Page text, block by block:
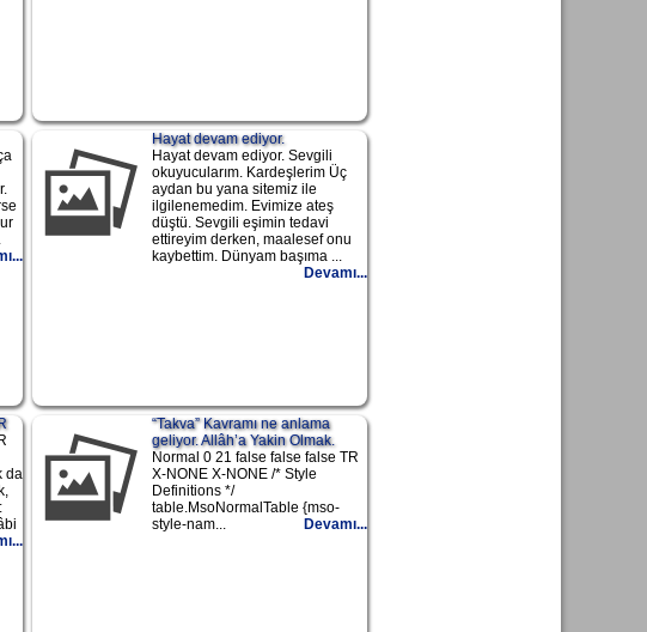
Hayat devam ediyor.
Hayat devam ediyor. Sevgili
okuyucularım. Kardeşlerim Üç
aydan bu yana sitemiz ile
ilgilenemedim. Evimize ateş
düştü. Sevgili eşimin tedavi
ettireyim derken, maalesef onu
kaybettim. Dünyam başıma ...
Devamı...
da
“Takva” Kavramı ne anlama
geliyor. Allâh’a Yakin Olmak.
Normal 0 21 false false false TR
X-NONE X-NONE /* Style
Definitions */
table.MsoNormalTable {mso-
style-nam...
Devamı...